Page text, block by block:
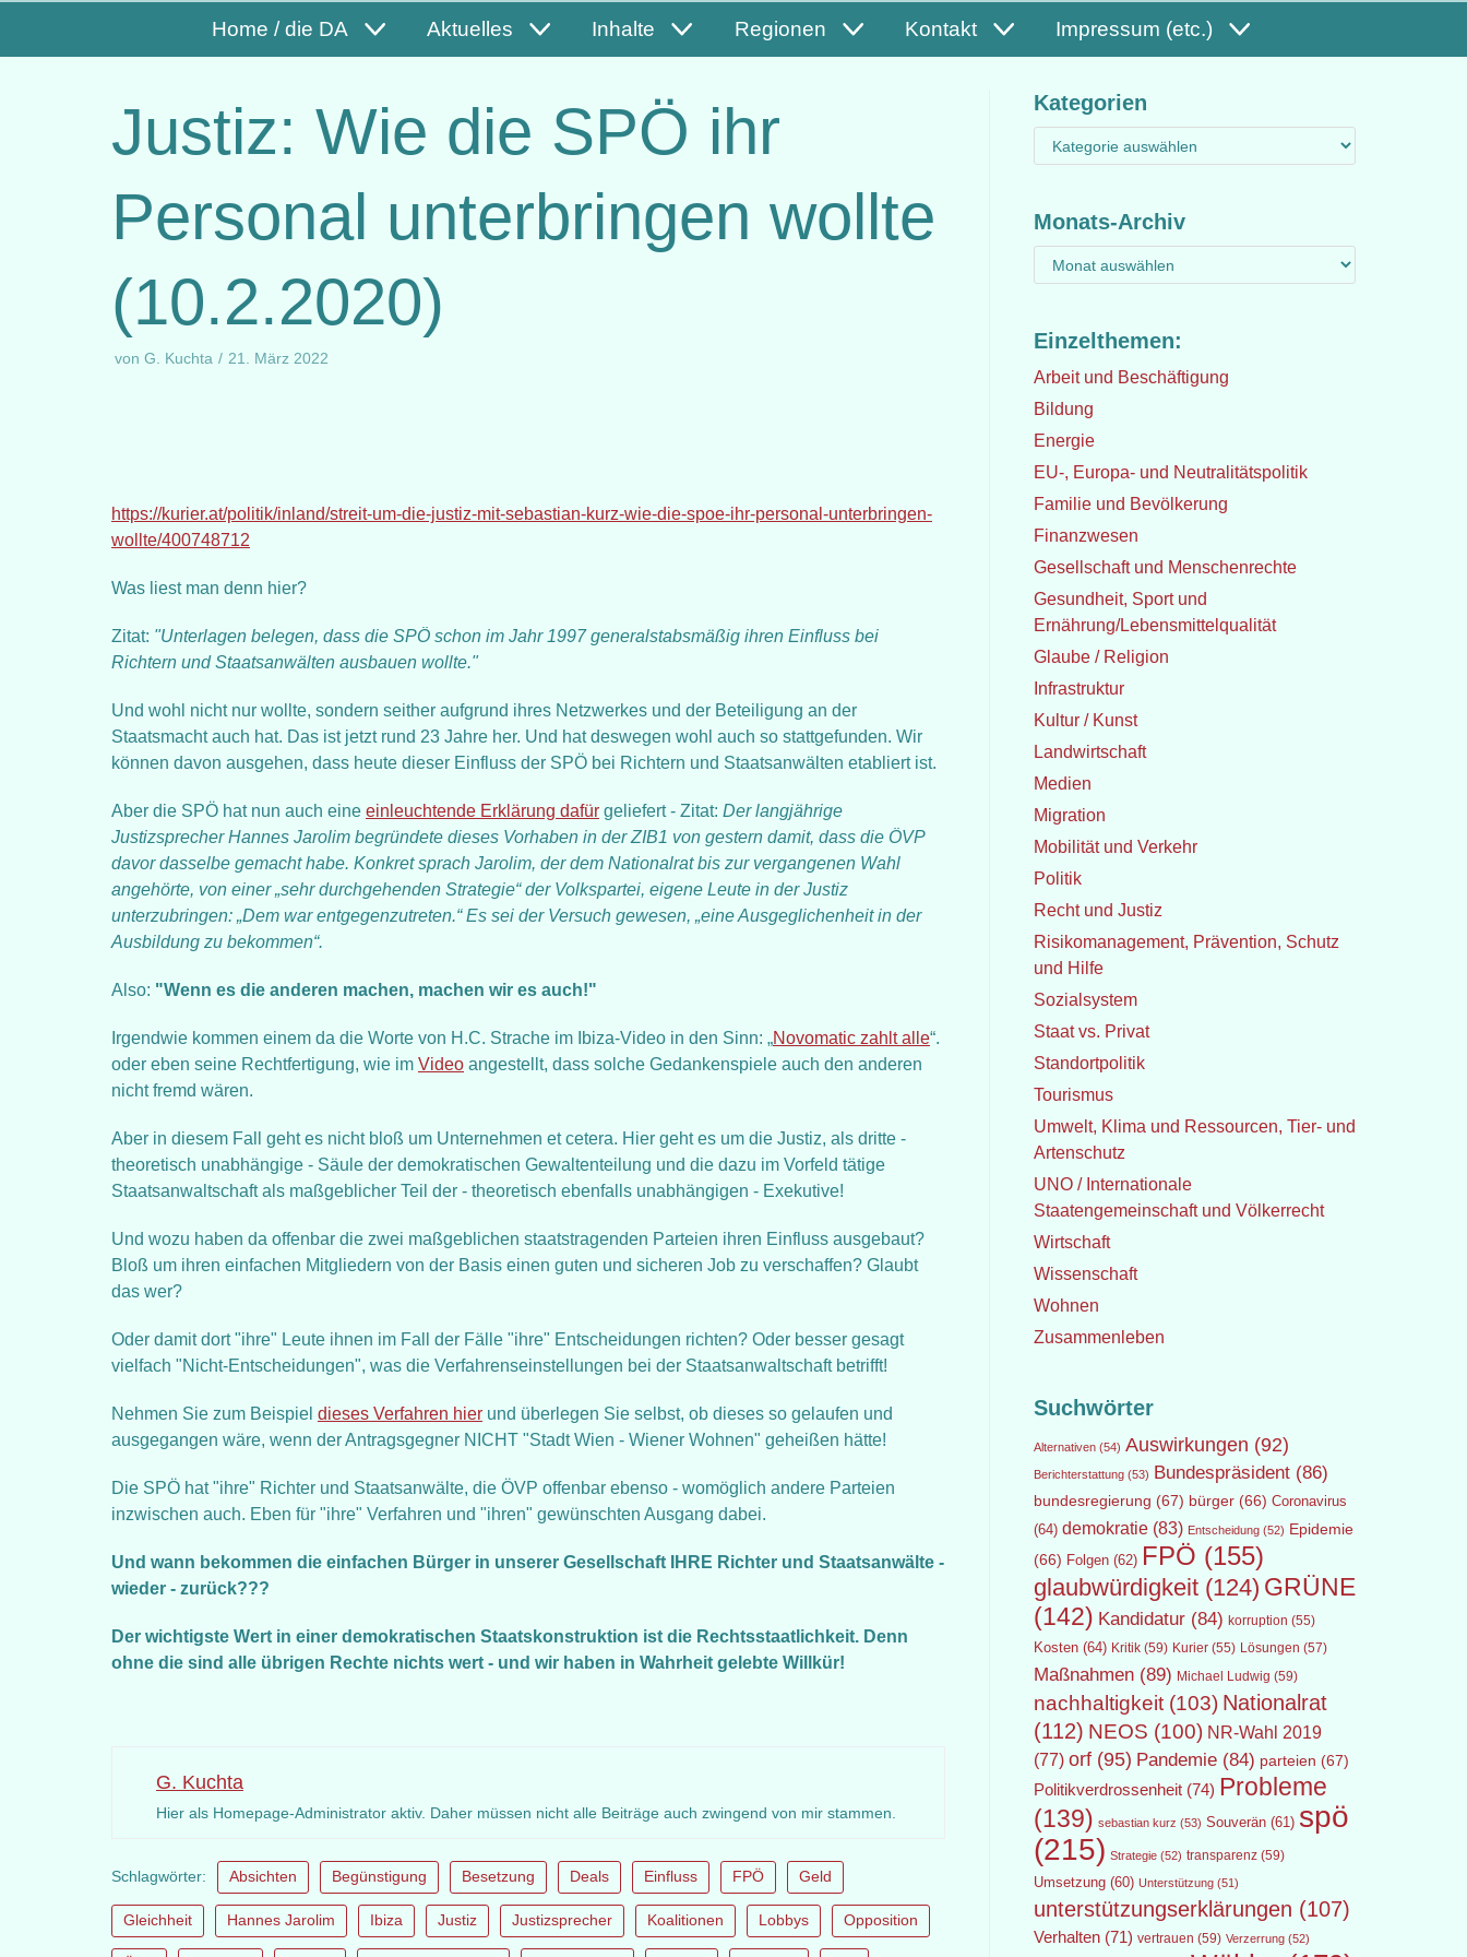
Home / die DA Aktuelles Inhalte Regionen Kontakt Impressum (etc.)
Justiz: Wie die SPÖ ihr
Personal unterbringen wollte
(10.2.2020)
von G. Kuchta 21. März 2022
https://kurier.at/politik/inland/streit-um-die-justiz-mit-sebastian-kurz-wie-die-spoe-ihr-personal-unterbringen-
wollte/400748712
Was liest man denn hier?
Zitat: "Unterlagen belegen, dass die SPÖ schon im Jahr 1997 generalstabsmäßig ihren Einfluss bei
Richtern und Staatsanwälten ausbauen wollte."
Und wohl nicht nur wollte, sondern seither aufgrund ihres Netzwerkes und der Beteiligung an der
Staatsmacht auch hat. Das ist jetzt rund 23 Jahre her. Und hat deswegen wohl auch so stattgefunden. Wir
können davon ausgehen, dass heute dieser Einfluss der SPÖ bei Richtern und Staatsanwälten etabliert ist.
Aber die SPÖ hat nun auch eine einleuchtende Erklärung dafür geliefert - Zitat: Der langjährige
Justizsprecher Hannes Jarolim begründete dieses Vorhaben in der ZIB1 von gestern damit, dass die ÖVP
davor dasselbe gemacht habe. Konkret sprach Jarolim, der dem Nationalrat bis zur vergangenen Wahl
angehörte, von einer „sehr durchgehenden Strategie“ der Volkspartei, eigene Leute in der Justiz
unterzubringen: „Dem war entgegenzutreten.“ Es sei der Versuch gewesen, „eine Ausgeglichenheit in der
Ausbildung zu bekommen“.
Also: "Wenn es die anderen machen, machen wir es auch!"
Irgendwie kommen einem da die Worte von H.C. Strache im Ibiza-Video in den Sinn: „Novomatic zahlt alle“.
oder eben seine Rechtfertigung, wie im Video angestellt, dass solche Gedankenspiele auch den anderen
nicht fremd wären.
Aber in diesem Fall geht es nicht bloß um Unternehmen et cetera. Hier geht es um die Justiz, als dritte -
theoretisch unabhängige - Säule der demokratischen Gewaltenteilung und die dazu im Vorfeld tätige
Staatsanwaltschaft als maßgeblicher Teil der - theoretisch ebenfalls unabhängigen - Exekutive!
Und wozu haben da offenbar die zwei maßgeblichen staatstragenden Parteien ihren Einfluss ausgebaut?
Bloß um ihren einfachen Mitgliedern von der Basis einen guten und sicheren Job zu verschaffen? Glaubt
das wer?
Oder damit dort "ihre" Leute ihnen im Fall der Fälle "ihre" Entscheidungen richten? Oder besser gesagt
vielfach "Nicht-Entscheidungen", was die Verfahrenseinstellungen bei der Staatsanwaltschaft betrifft!
Nehmen Sie zum Beispiel dieses Verfahren hier und überlegen Sie selbst, ob dieses so gelaufen und
ausgegangen wäre, wenn der Antragsgegner NICHT "Stadt Wien - Wiener Wohnen" geheißen hätte!
Die SPÖ hat "ihre" Richter und Staatsanwälte, die ÖVP offenbar ebenso - womöglich andere Parteien
inzwischen auch. Eben für "ihre" Verfahren und "ihren" gewünschten Ausgang dabei.
Und wann bekommen die einfachen Bürger in unserer Gesellschaft IHRE Richter und Staatsanwälte -
wieder - zurück???
Der wichtigste Wert in einer demokratischen Staatskonstruktion ist die Rechtsstaatlichkeit. Denn
ohne die sind alle übrigen Rechte nichts wert - und wir haben in Wahrheit gelebte Willkür!
G. Kuchta
Hier als Homepage-Administrator aktiv. Daher müssen nicht alle Beiträge auch zwingend von mir stammen.
Schlagwörter: Absichten Begünstigung Besetzung Deals Einfluss FPÖ Geld
Gleichheit Hannes Jarolim Ibiza Justiz Justizsprecher Koalitionen Lobbys Opposition
Kategorien
Monats-Archiv
Einzelthemen:
Arbeit und Beschäftigung
Bildung
Energie
EU-, Europa- und Neutralitätspolitik
Familie und Bevölkerung
Finanzwesen
Gesellschaft und Menschenrechte
Gesundheit, Sport und
Ernährung/Lebensmittelqualität
Glaube / Religion
Infrastruktur
Kultur / Kunst
Landwirtschaft
Medien
Migration
Mobilität und Verkehr
Politik
Recht und Justiz
Risikomanagement, Prävention, Schutz
und Hilfe
Sozialsystem
Staat vs. Privat
Standortpolitik
Tourismus
Umwelt, Klima und Ressourcen, Tier- und
Artenschutz
UNO / Internationale
Staatengemeinschaft und Völkerrecht
Wirtschaft
Wissenschaft
Wohnen
Zusammenleben
Suchwörter
Alternativen (54) Auswirkungen (92)
Berichterstattung (53) Bundespräsident (86)
bundesregierung (67) bürger (66) Coronavirus
(64) demokratie (83) Entscheidung (52) Epidemie
(66) Folgen (62) FPÖ (155)
glaubwürdigkeit (124) GRÜNE
(142) Kandidatur (84) korruption (55)
Kosten (64) Kritik (59) Kurier (55) Lösungen (57)
Maßnahmen (89) Michael Ludwig (59)
nachhaltigkeit (103) Nationalrat
(112) NEOS (100) NR-Wahl 2019
(77) orf (95) Pandemie (84) parteien (67)
Politikverdrossenheit (74) Probleme
(139) sebastian kurz (53) Souverän (61) spö
(215) Strategie (52) transparenz (59)
Umsetzung (60) Unterstützung (51)
unterstützungserklärungen (107)
Verhalten (71) vertrauen (59) Verzerrung (52)